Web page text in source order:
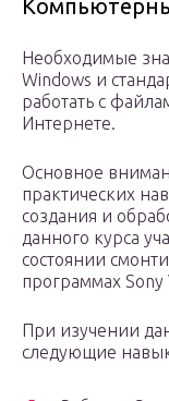
Необходимые
Windows и
работать с
Интернете.
Основное
практических
создания и
данного курса
состоянии
программах
При изучении
следующие